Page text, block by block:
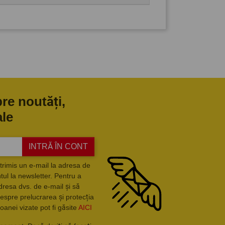
noutăți,
INTRĂ ÎN CONT
un e-mail la adresa de
la newsletter. Pentru a
dvs. de e-mail și să
prelucrarea și protecția
vizate pot fi găsite AICI